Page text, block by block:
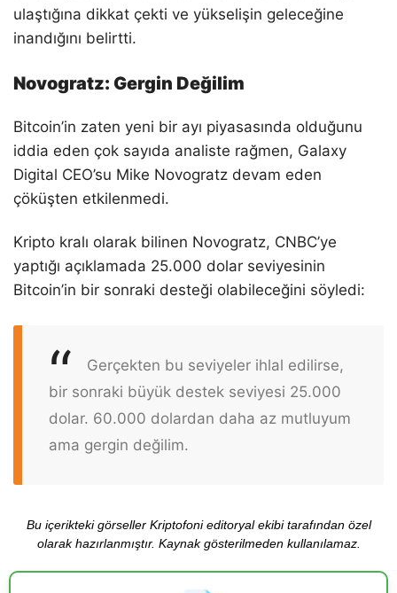
ulaştığına dikkat çekti ve yükselişin geleceğine
inandığını belirtti.
Novogratz: Gergin Değilim
Bitcoin’in zaten yeni bir ayı piyasasında olduğunu
iddia eden çok sayıda analiste rağmen, Galaxy
Digital CEO’su Mike Novogratz devam eden
çöküşten etkilenmedi.
Kripto kralı olarak bilinen Novogratz, CNBC’ye
yaptığı açıklamada 25.000 dolar seviyesinin
Bitcoin’in bir sonraki desteği olabileceğini söyledi:
Gerçekten bu seviyeler ihlal edilirse,
bir sonraki büyük destek seviyesi 25.000
dolar. 60.000 dolardan daha az mutluyum
ama gergin değilim.
Bu içerikteki görseller Kriptofoni editoryal ekibi tarafından özel
olarak hazırlanmıştır. Kaynak gösterilmeden kullanılamaz.